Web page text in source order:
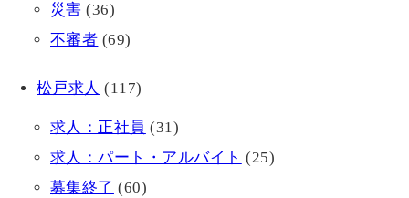
災害 (36)
不審者 (69)
松戸求人 (117)
求人：正社員 (31)
求人：パート・アルバイト (25)
募集終了 (60)